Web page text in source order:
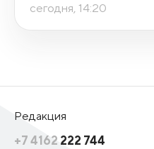
сегодня, 14:20
Редакция
+7 4162 222 744